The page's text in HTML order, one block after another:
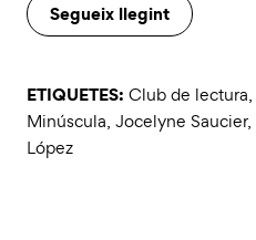
Segueix llegint
ETIQUETES: Club de lectura,
Minúscula, Jocelyne Saucier,
López